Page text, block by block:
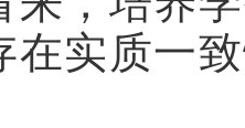
在实质一